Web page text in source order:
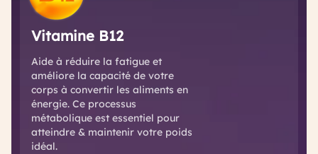
Vitamine B12
Aide à réduire la fatigue et
améliore la capacité de votre
corps à convertir les aliments en
énergie. Ce processus
métabolique est essentiel pour
atteindre & maintenir votre poids
idéal.